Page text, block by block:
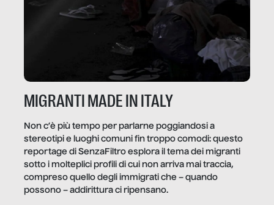
MIGRANTI MADE IN ITALY
Non c’è più tempo per parlarne poggiandosi a
stereotipi e luoghi comuni fin troppo comodi: questo
reportage di SenzaFiltro esplora il tema dei migranti
sotto i molteplici profili di cui non arriva mai traccia,
compreso quello degli immigrati che – quando
possono – addirittura ci ripensano.